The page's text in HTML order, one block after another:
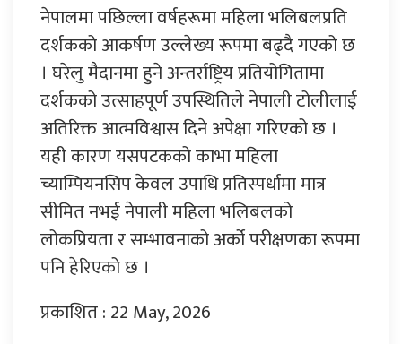
नेपालमा पछिल्ला वर्षहरूमा महिला भलिबलप्रति
दर्शकको आकर्षण उल्लेख्य रूपमा बढ्दै गएको छ
। घरेलु मैदानमा हुने अन्तर्राष्ट्रिय प्रतियोगितामा
दर्शकको उत्साहपूर्ण उपस्थितिले नेपाली टोलीलाई
अतिरिक्त आत्मविश्वास दिने अपेक्षा गरिएको छ ।
यही कारण यसपटकको काभा महिला
च्याम्पियनसिप केवल उपाधि प्रतिस्पर्धामा मात्र
सीमित नभई नेपाली महिला भलिबलको
लोकप्रियता र सम्भावनाको अर्को परीक्षणका रूपमा
पनि हेरिएको छ ।
प्रकाशित : 22 May, 2026